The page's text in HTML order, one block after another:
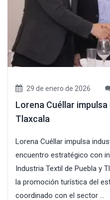
29 de enero de 2026
Lorena Cuéllar
Tlaxcala
Lorena Cuéllar impulsa
encuentro estratégico con
Industria Textil de Puebla y
la promoción turística del
coordinado con el sector ...